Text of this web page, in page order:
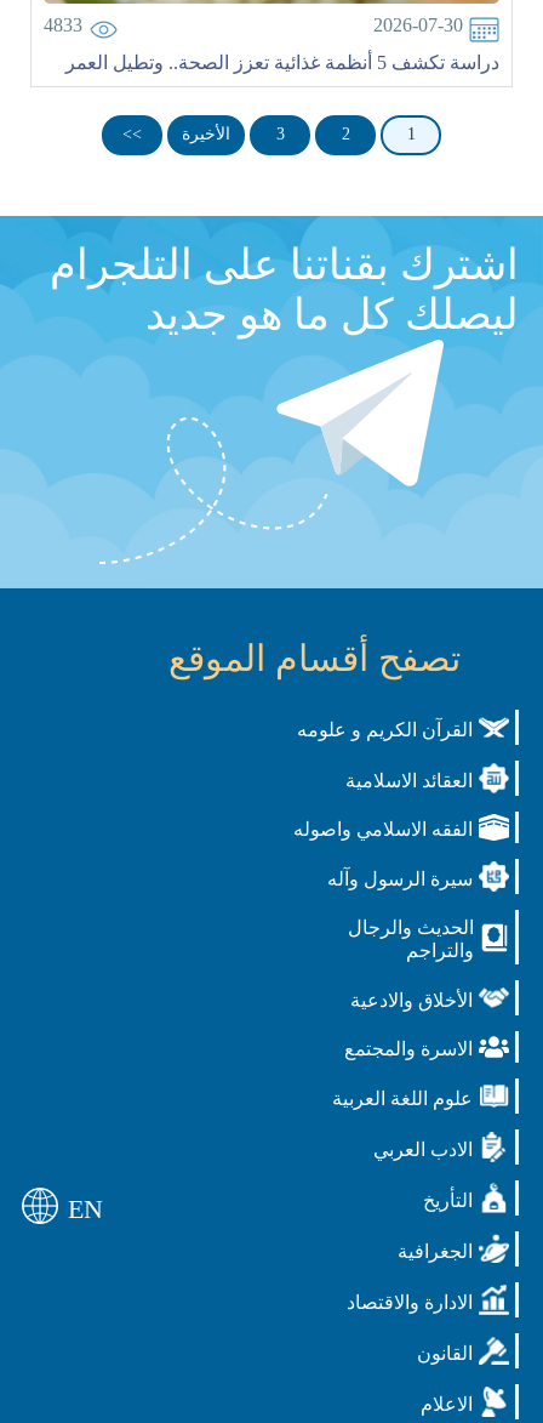
2026-07-30
4833
دراسة تكشف 5 أنظمة غذائية تعزز الصحة.. وتطيل العمر
1
2
3 الأخيرة >>
اشترك بقناتنا على التلجرام
ليصلك كل ما هو جديد
تصفح أقسام الموقع
القرآن الكريم و علومه
العقائد الاسلامية
الفقه الاسلامي واصوله
سيرة الرسول وآله
الحديث والرجال
والتراجم
الأخلاق والادعية
الاسرة والمجتمع
علوم اللغة العربية
الادب العربي
التأريخ
الجغرافية
الادارة والاقتصاد
القانون
الاعلام
EN